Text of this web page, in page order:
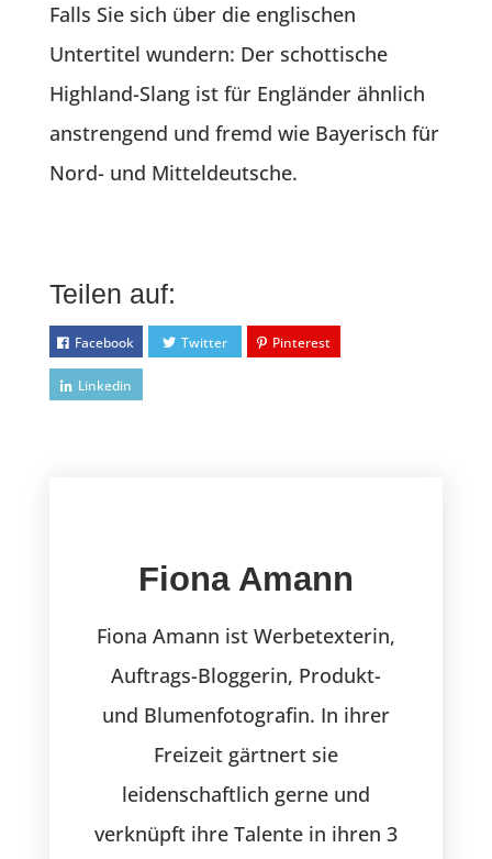
Falls Sie sich über die englischen
Untertitel wundern: Der schottische
Highland-Slang ist für Engländer ähnlich
anstrengend und fremd wie Bayerisch für
Nord- und Mitteldeutsche.
Teilen auf:
Facebook Twitter Pinterest
Linkedin
Fiona Amann
Fiona Amann ist Werbetexterin,
Auftrags-Bloggerin, Produkt-
und Blumenfotografin. In ihrer
Freizeit gärtnert sie
leidenschaftlich gerne und
verknüpft ihre Talente in ihren 3